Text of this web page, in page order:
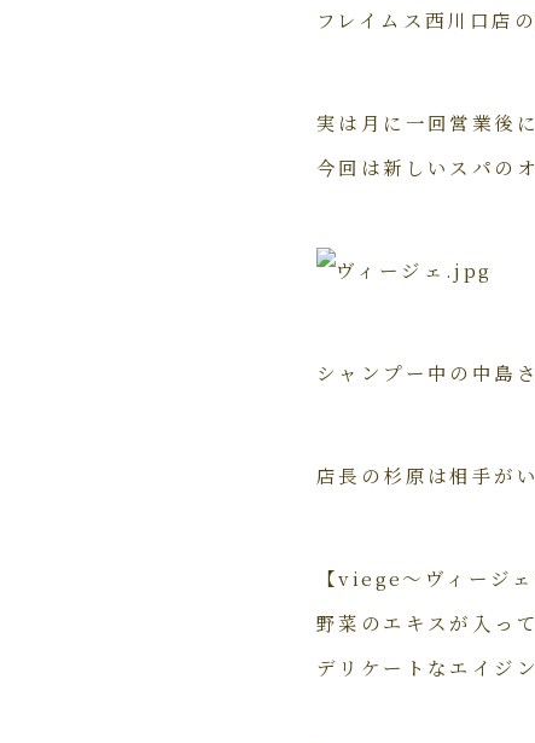
フレイムス西川口店
実は月に一回営業後
今回は新しいスパの
シャンプー中の中島
店長の杉原は相手が
【viege～ヴィージェ
野菜のエキスが入っ
デリケートなエイジ